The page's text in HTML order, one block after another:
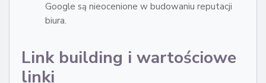
Google są nieocenione w budowaniu reputacji
biura.
Link building i wartościowe
linki